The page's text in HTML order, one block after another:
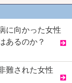
に向かった女性
あるのか？
難された女性